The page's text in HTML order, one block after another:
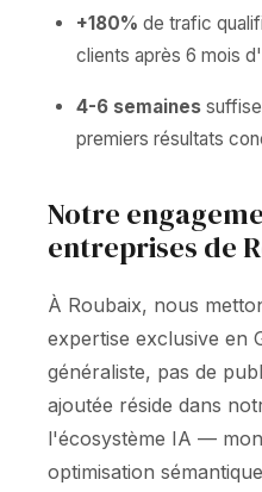
+180% de trafic
clients après 6 mois
4-6 semaines
premiers résultats
Notre
entreprises de
À Roubaix, nous
expertise exclusive en
généraliste, pas de
ajoutée réside dans
l'écosystème IA —
optimisation